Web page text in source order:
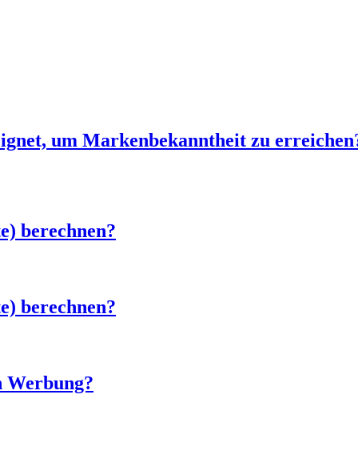
um Markenbekanntheit zu
berechnen?
berechnen?
Werbung?